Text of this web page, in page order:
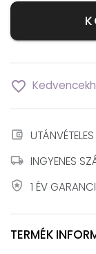
favorite_border
account_balance_wallet
local_shipping INGYENES
local_police 1 ÉV
TERMÉK